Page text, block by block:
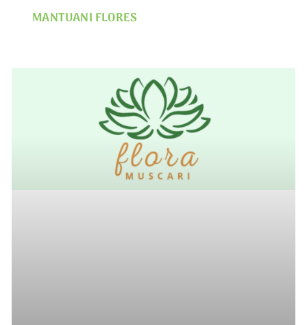
MANTUANI FLORES